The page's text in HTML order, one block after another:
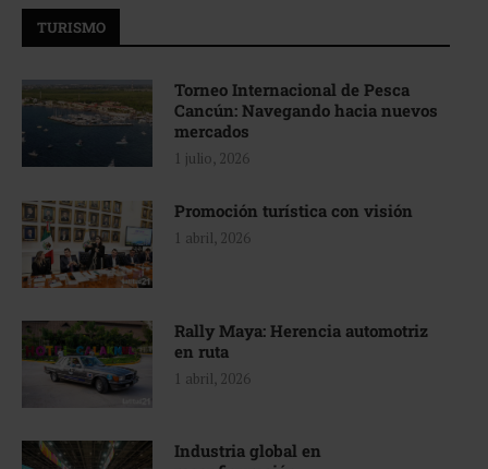
TURISMO
Torneo Internacional de Pesca
Cancún: Navegando hacia nuevos
mercados
1 julio, 2026
Promoción turística con visión
1 abril, 2026
Rally Maya: Herencia automotriz
en ruta
1 abril, 2026
Industria global en